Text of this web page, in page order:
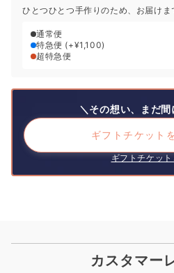
ひとつひとつ手作りのため、お届け
通常便
特急便 (+¥1,100)
超特急便
＼その想い、まだ
ギフトチケット
ギフトチケット
カスタマー